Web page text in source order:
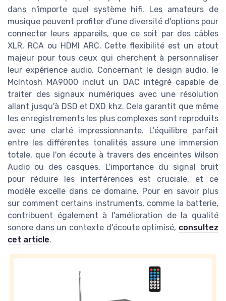
dans n'importe quel système hifi. Les amateurs de
musique peuvent profiter d'une diversité d'options pour
connecter leurs appareils, que ce soit par des câbles
XLR, RCA ou HDMI ARC. Cette flexibilité est un atout
majeur pour tous ceux qui cherchent à personnaliser
leur expérience audio. Concernant le design audio, le
McIntosh MA9000 inclut un DAC intégré capable de
traiter des signaux numériques avec une résolution
allant jusqu'à DSD et DXD khz. Cela garantit que même
les enregistrements les plus complexes sont reproduits
avec une clarté impressionnante. L'équilibre parfait
entre les différentes tonalités assure une immersion
totale, que l'on écoute à travers des enceintes Wilson
Audio ou des casques. L'importance du signal bruit
pour réduire les interférences est cruciale, et ce
modèle excelle dans ce domaine. Pour en savoir plus
sur comment certains instruments, comme la batterie,
contribuent également à l'amélioration de la qualité
sonore dans un contexte d'écoute optimisé, consultez
cet article.